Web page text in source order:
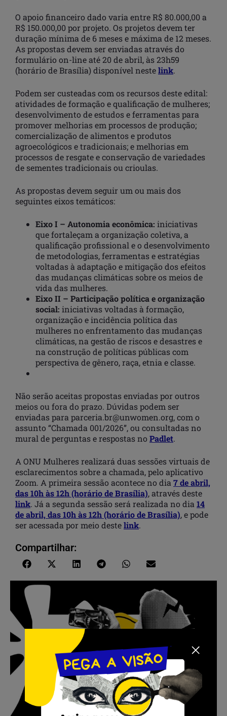
O apoio financeiro dado varia entre R$ 80.000,00 a
R$ 150.000,00 por projeto. Os projetos devem ter
duração mínima de 6 meses e máxima de 12 meses.
As propostas devem ser enviadas através do
formulário on-line até 20 de abril, às 23h59
(horário de Brasília) disponível nestelink.
Podem ser custeadas com os recursos deste edital:
atividades de formação e qualificação de mulheres;
desenvolvimento de estudos e ferramentas para
promover melhorias em processos de produção;
comercialização de alimentos e produtos
agroecológicos e tradicionais; e melhorias em
processos de resgate e conservação de variedades
de sementes tradicionais ou crioulas.
As propostas devem seguir um ou mais dos
seguintes eixos temáticos:
Eixo I – Autonomia econômica: iniciativas
que fortaleçam a organização coletiva, a
qualificação profissional e o desenvolvimento
de metodologias, ferramentas e estratégias
voltadas à adaptação e mitigação dos efeitos
das mudanças climáticas sobre os meios de
vida das mulheres.
Eixo II – Participação política e organização
social: iniciativas voltadas à formação,
organização e incidência política das
mulheres no enfrentamento das mudanças
climáticas, na gestão de riscos e desastres e
na construção de políticas públicas com
perspectiva de gênero, raça, etnia e classe.
Não serão aceitas propostas enviadas por outros
meios ou fora do prazo. Dúvidas podem ser
enviadas para parceria.br@unwomen.org, com o
assunto “Chamada 001/2026”, ou consultadas no
mural de perguntas e respostas no Padlet.
A ONU Mulheres realizará duas sessões virtuais de
esclarecimentos sobre a chamada, pelo aplicativo
Zoom. A primeira sessão acontece no dia 7 de abril,
das 10h às 12h (horário de Brasília), através deste
link. Já a segunda sessão será realizada no dia 14
de abril, das 10h às 12h (horário de Brasília), e pode
ser acessada por meio destelink.
Compartilhar: